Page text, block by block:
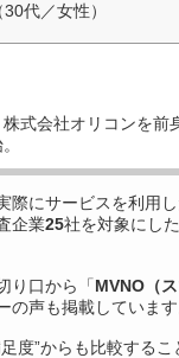
代／女性）
式会社オリコンを
際にサービスを利用し
企業25社を対象にし
り口から「MVNO（ス
声も掲載しています
度”からも比較するこ